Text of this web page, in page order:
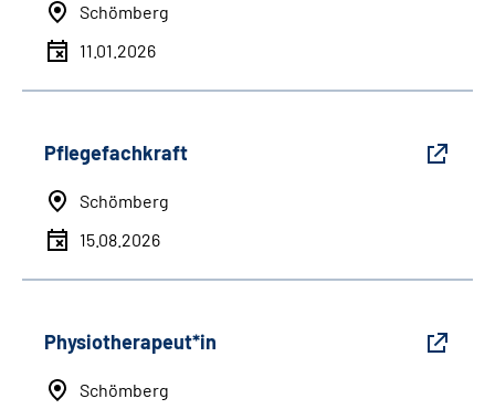
Schömberg
11.01.2026
Pflegefachkraft
Schömberg
15.08.2026
Physiotherapeut*in
Schömberg